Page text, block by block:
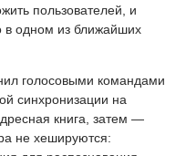
пользователей, и
в одном из ближайших
голосовыми командами
синхронизации на
книга, затем —
не хешируются: